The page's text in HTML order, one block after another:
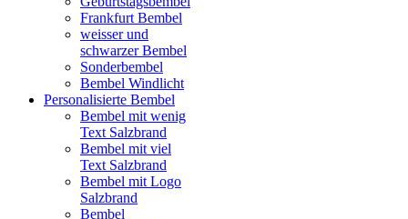
Frankfurt Bembel
weisser und
schwarzer Bembel
Sonderbembel
Bembel Windlicht
Personalisierte Bembel
Bembel mit wenig
Text Salzbrand
Bembel mit viel
Text Salzbrand
Bembel mit Logo
Salzbrand
Bembel